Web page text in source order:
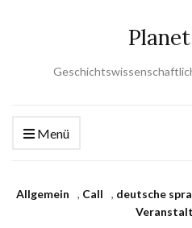
Menü
Allgemein , Call , deutsche